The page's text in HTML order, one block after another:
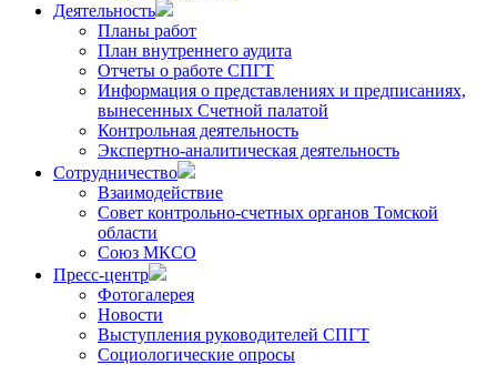
Деятельность
Планы работ
План внутреннего аудита
Отчеты о работе СПГТ
Информация о представлениях и предписаниях,
вынесенных Счетной палатой
Контрольная деятельность
Экспертно-аналитическая деятельность
Сотрудничество
Взаимодействие
Совет контрольно-счетных органов Томской
области
Союз МКСО
Пресс-центр
Фотогалерея
Новости
Выступления руководителей СПГТ
Социологические опросы